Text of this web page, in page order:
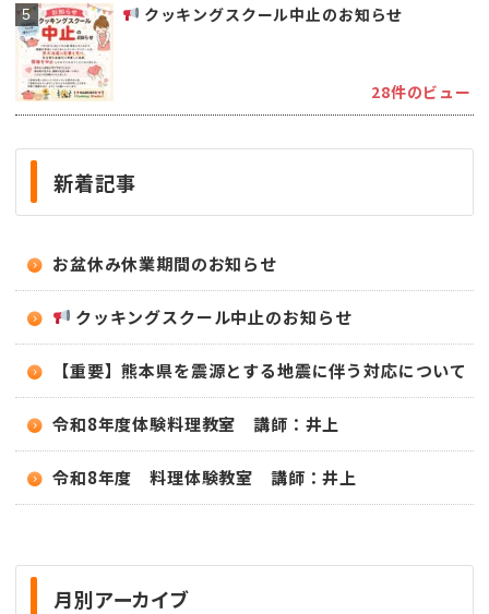
クッキングスクール中止のお知らせ
28件のビュー
新着記事
お盆休み休業期間のお知らせ
クッキングスクール中止のお知らせ
【重要】熊本県を震源とする地震に伴う対応について
令和8年度体験料理教室 講師：井上
令和8年度 料理体験教室 講師：井上
月別アーカイブ